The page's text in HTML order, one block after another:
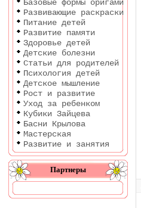
Базовые формы оригами
Развивающие раскраски
Питание детей
Развитие памяти
Здоровье детей
Детские болезни
Статьи для родителей
Психология детей
Детское мышление
Рост и развитие
Уход за ребенком
Кубики Зайцева
Басни Крылова
Мастерская
Развитие и занятия
Партнеры